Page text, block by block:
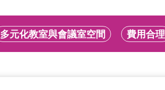
多元化教室與會議室空間 費用合理